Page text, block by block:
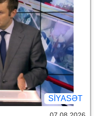
SİYASƏT